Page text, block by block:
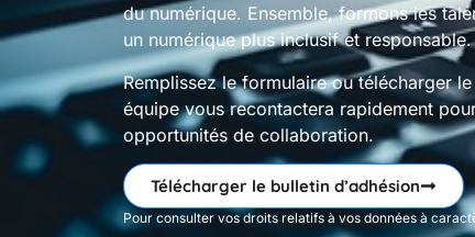
du numérique. Ensemble, formons les
un numérique plus inclusif et responsable.
Remplissez le formulaire ou télécharger
équipe vous recontactera rapidement
opportunités de collaboration.
Télécharger le bulletin d’adhésion
Pour consulter vos droits relatifs à vos données à